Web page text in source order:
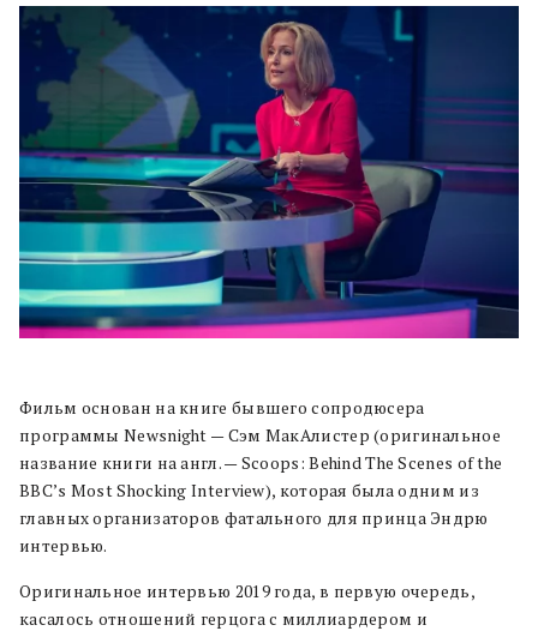
Фильм основан на книге бывшего сопродюсера
программы Newsnight — Сэм МакАлистер (оригинальное
название книги на англ. — Scoops: Behind The Scenes of the
BBC’s Most Shocking Interview), которая была одним из
главных организаторов фатального для принца Эндрю
интервью.
Оригинальное интервью 2019 года, в первую очередь,
касалось отношений герцога с миллиардером и